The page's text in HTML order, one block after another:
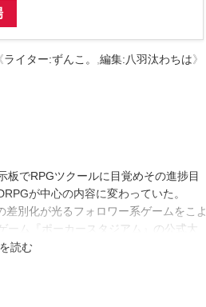
《ライター:ずんこ。 編集:八羽汰わちは》
板でRPGツクールに目覚めその進捗目
が中心の内容に変わっていた。
別化が光るフォロワー系ゲームをこよ
ーム『ポーカースタジアム』の公式大
らない肩書きも持つ。
読む